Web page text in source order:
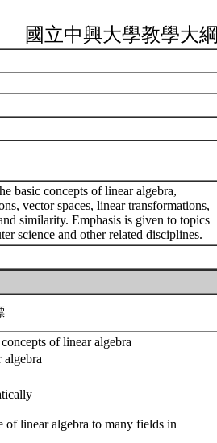
國立中興大學教學大綱
basic concepts of linear algebra,
vector spaces, linear transformations,
similarity. Emphasis is given to topics
science and other related disciplines.
of linear algebra
algebra
of linear algebra to many fields in